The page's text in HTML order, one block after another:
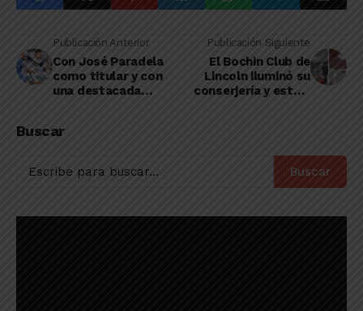
Publicación Anterior
Con José Paradela
como titular y con
una destacada
2
Publicación Siguiente
El Bochin Club de
Lincoln iluminó su
conserjería y está a
Buscar
Buscar